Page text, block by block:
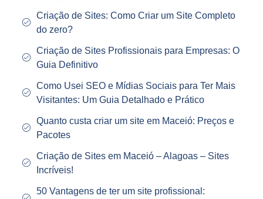
Criação de Sites: Como Criar um Site Completo
do zero?
Criação de Sites Profissionais para Empresas: O
Guia Definitivo
Como Usei SEO e Mídias Sociais para Ter Mais
Visitantes: Um Guia Detalhado e Prático
Quanto custa criar um site em Maceió: Preços e
Pacotes
Criação de Sites em Maceió – Alagoas – Sites
Incríveis!
50 Vantagens de ter um site profissional: